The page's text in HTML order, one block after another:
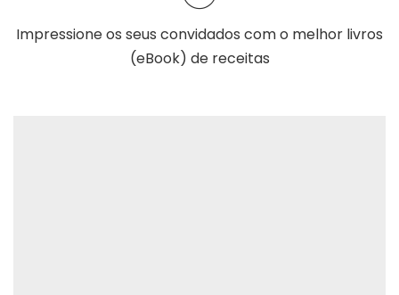
Impressione os seus convidados com o melhor livros
(eBook) de receitas